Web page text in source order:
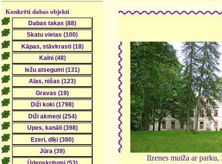
Konkrēti dabas objekti
Ilzenes muiža ar parku,